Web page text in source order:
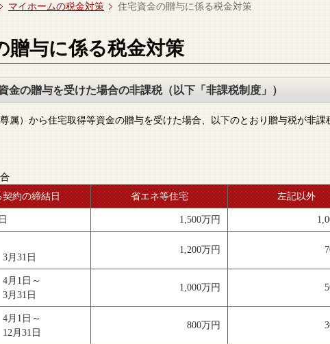
マイホームの税金対策 住宅資金の贈与に係る税金対策
贈与に係る税金対策
の贈与を受けた場合の非課税（以下「非課税制度」）
属）から住宅取得等資金の贈与を受けた場合、以下のとおり贈与税が非課
約の締結日
省エネ等住宅 左記以外
1,500万円
月31日
1,200万円
月1日～
月31日
1,000万円
月1日～
月31日
800万円